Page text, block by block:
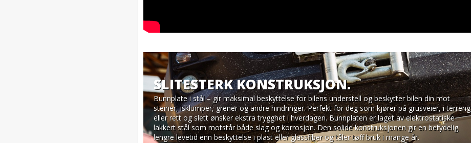
SLITESTERK KONSTRUKSJON.
Bunnplate i stål – gir maksimal beskyttelse for bilens understell og beskytter bilen din mot
steiner, isklumper, grener og andre hindringer. Perfekt for deg som kjører på grusveier, i terreng
eller rett og slett ønsker ekstra trygghet i hverdagen. Bunnplaten er laget av elektrostatiske
lakkert stål som motstår både slag og korrosjon. Den solide konstruksjonen gir en betydelig
lengre levetid enn beskyttelse i plast eller glassfiber og tåler tøff bruk i mange år.